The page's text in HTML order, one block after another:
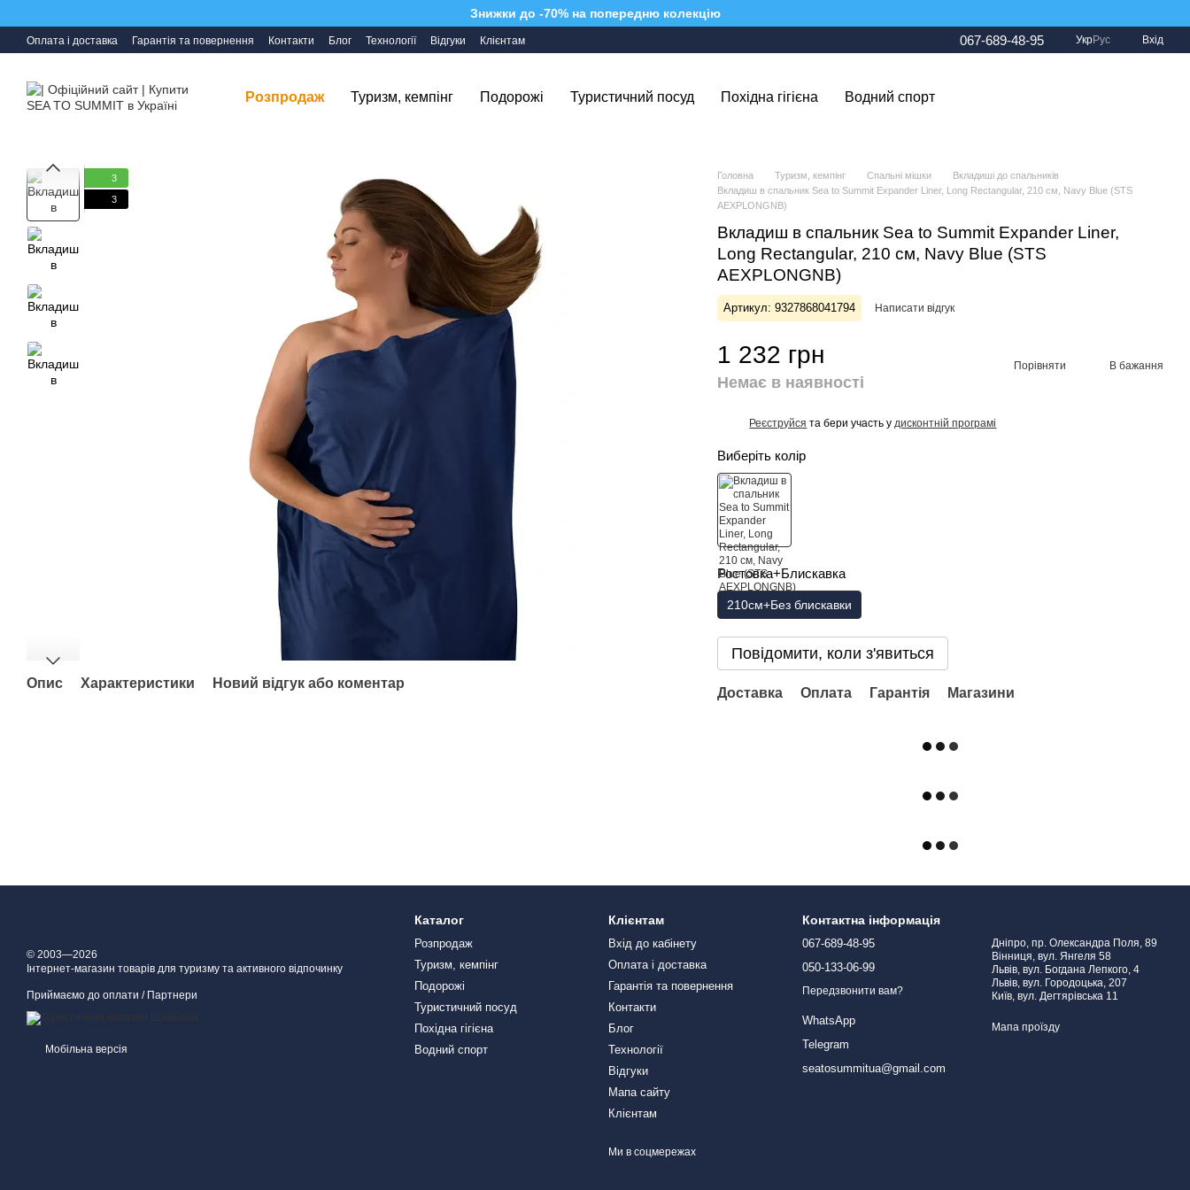
Знижки до -70% на попередню колекцію
Оплата і доставка Гарантія та повернення Контакти Блог Технології Відгуки Клієнтам 067-689-48-95 УкрРус Вхід
Розпродаж Туризм, кемпінг Подорожі Туристичний посуд Похідна гігієна Водний спорт
3
3
Опис Характеристики Новий відгук або коментар
Головна Туризм, кемпінг Спальні мішки
Вкладиші до спальників
Вкладиш в спальник Sea to Summit Expander Liner, Long Rectangular, 210 см, Navy Blue (STS
AEXPLONGNB)
Вкладиш в спальник Sea to Summit Expander Liner,
Long Rectangular, 210 см, Navy Blue (STS
AEXPLONGNB)
Артикул: 9327868041794 Написати відгук
1 232 грн
Немає в наявності
Порівняти В бажання
Реєструйся та бери участь у дисконтній програмі
Виберіть колір
Ростовка+Блискавка
210см+Без блискавки
Повідомити, коли з'явиться
Доставка Оплата Гарантія Магазини
© 2003—2026
Інтернет-магазин товарів для туризму та активного відпочинку
Приймаємо до оплати / Партнери
Мобільна версія
Каталог
Розпродаж
Туризм, кемпінг
Подорожі
Туристичний посуд
Похідна гігієна
Водний спорт
Клієнтам
Вхід до кабінету
Оплата і доставка
Гарантія та повернення
Контакти
Блог
Технології
Відгуки
Мапа сайту
Клієнтам
Ми в соцмережах
Контактна інформація
067-689-48-95
050-133-06-99
Передзвонити вам?
WhatsApp
Telegram
seatosummitua@gmail.com
Дніпро, пр. Олександра Поля, 89
Вінниця, вул. Янгеля 58
Львів, вул. Богдана Лепкого, 4
Львів, вул. Городоцька, 207
Київ, вул. Дегтярівська 11
Мапа проїзду